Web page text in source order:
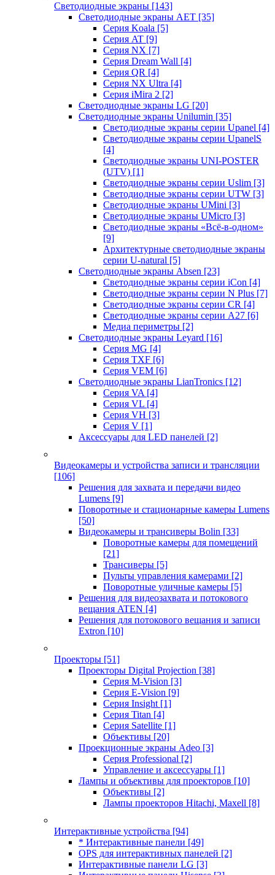
Светодиодные экраны [143]
Светодиодные экраны AET [35]
Cерия Koala [5]
Серия AT [9]
Серия NX [7]
Серия Dream Wall [4]
Серия QR [4]
Серия NX Ultra [4]
Серия iMira 2 [2]
Светодиодные экраны LG [20]
Светодиодные экраны Unilumin [35]
Светодиодные экраны серии Upanel [4]
Светодиодные экраны серии UpanelS
[4]
Светодиодные экраны UNI-POSTER
(UTV) [1]
Светодиодные экраны серии Uslim [3]
Светодиодные экраны серии UTW [3]
Светодиодные экраны UMini [3]
Светодиодные экраны UMicro [3]
Светодиодные экраны «Всё-в-одном»
[9]
Архитектурные светодиодные экраны
серии U-natural [5]
Светодиодные экраны Absen [23]
Светодиодные экраны серии iCon [4]
Светодиодные экраны серии N Plus [7]
Светодиодные экраны серии CR [4]
Светодиодные экраны серии А27 [6]
Медиа периметры [2]
Светодиодные экраны Leyard [16]
Серия MG [4]
Серия TXF [6]
Серия VEM [6]
Светодиодные экраны LianTronics [12]
Серия VA [4]
Серия VL [4]
Серия VH [3]
Серия V [1]
Аксессуары для LED панелей [2]
Видеокамеры и устройства записи и трансляции
[106]
Решения для захвата и передачи видео
Lumens [9]
Поворотные и стационарные камеры Lumens
[50]
Видеокамеры и трансиверы Bolin [33]
Поворотные камеры для помещений
[21]
Трансиверы [5]
Пульты управления камерами [2]
Поворотные уличные камеры [5]
Решения для видеозахвата и потокового
вещания ATEN [4]
Решения для потокового вещания и записи
Extron [10]
Проекторы [51]
Проекторы Digital Projection [38]
Серия M-Vision [3]
Серия E-Vision [9]
Серия Insight [1]
Серия Titan [4]
Серия Satellite [1]
Объективы [20]
Проекционные экраны Adeo [3]
Серия Professional [2]
Управление и аксессуары [1]
Лампы и объективы для проекторов [10]
Объективы [2]
Лампы проекторов Hitachi, Maxell [8]
Интерактивные устройства [94]
* Интерактивные панели [49]
OPS для интерактивных панелей [2]
Интерактивные панели LG [3]